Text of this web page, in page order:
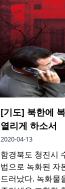
[기도] 북한에
열리게 하소서
2020-04-13
함경북도 청진시
법으로 녹화된 자
드러났다. 녹화물